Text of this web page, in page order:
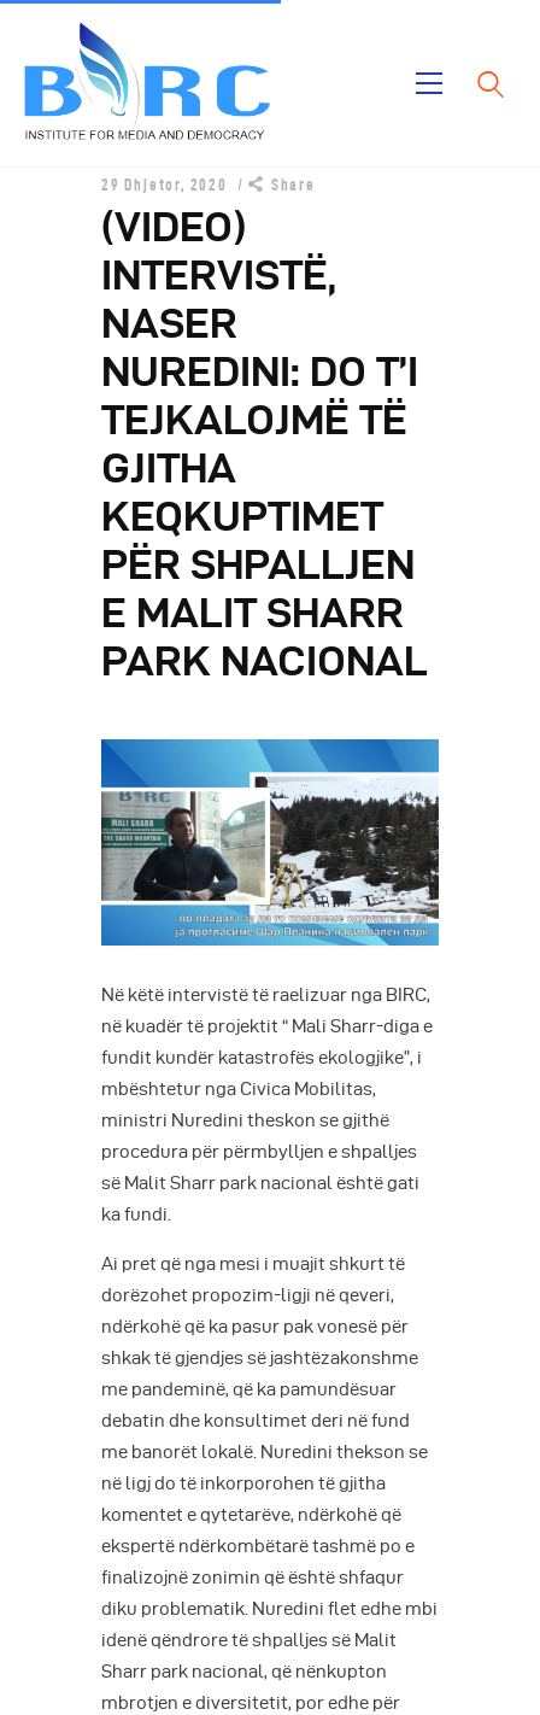
Publikimet
Projektet
Rreth Nesh
29 Dhjetor, 2020 Share
(VIDEO)
INTERVISTË,
NASER
NUREDINI: DO T’I
TEJKALOJMË TË
GJITHA
KEQKUPTIMET
PËR SHPALLJEN
E MALIT SHARR
PARK NACIONAL
Në këtë intervistë të raelizuar nga BIRC,
në kuadër të projektit “ Mali Sharr-diga e
fundit kundër katastrofës ekologjike”, i
mbështetur nga Civica Mobilitas,
ministri Nuredini theskon se gjithë
procedura për përmbylljen e shpalljes
së Malit Sharr park nacional është gati
ka fundi.
Ai pret që nga mesi i muajit shkurt të
dorëzohet propozim-ligji në qeveri,
ndërkohë që ka pasur pak vonesë për
shkak të gjendjes së jashtëzakonshme
me pandeminë, që ka pamundësuar
debatin dhe konsultimet deri në fund
me banorët lokalë. Nuredini thekson se
në ligj do të inkorporohen të gjitha
komentet e qytetarëve, ndërkohë që
ekspertë ndërkombëtarë tashmë po e
finalizojnë zonimin që është shfaqur
diku problematik. Nuredini flet edhe mbi
idenë qëndrore të shpalljes së Malit
Sharr park nacional, që nënkupton
mbrotjen e diversitetit, por edhe për